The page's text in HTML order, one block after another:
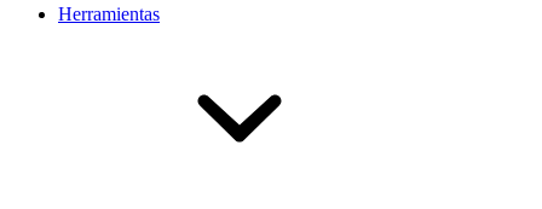
Herramientas